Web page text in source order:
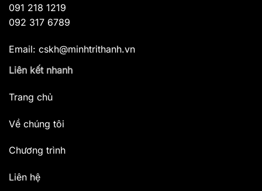
091 218 1219
092 317 6789
Email: cskh@minhtrithanh.vn
Liên kết nhanh
Trang chủ
Về chúng tôi
Chương trình
Liên hệ